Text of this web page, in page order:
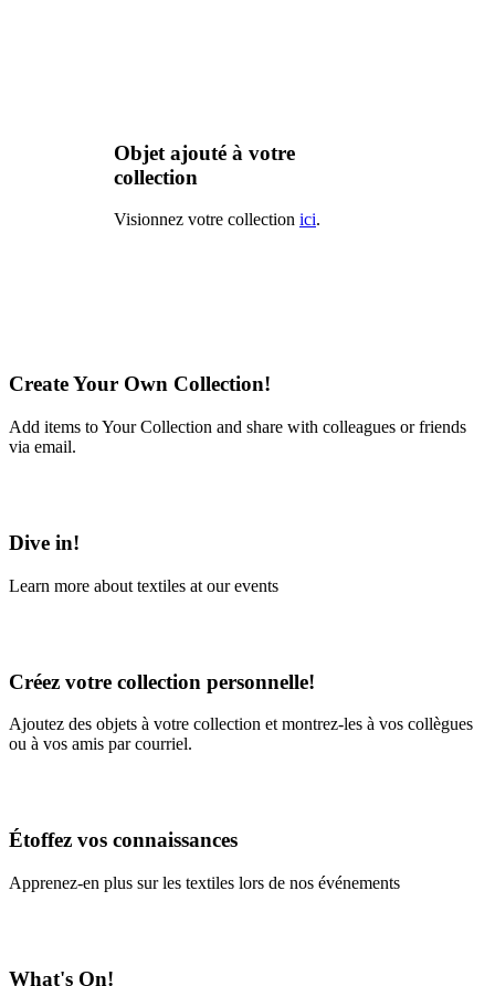
Objet ajouté à votre
collection
Visionnez votre collection ici.
Create Your Own Collection!
Add items to Your Collection and share with colleagues or friends
via email.
Dive in!
Learn more about textiles at our events
Créez votre collection personnelle!
Ajoutez des objets à votre collection et montrez-les à vos collègues
ou à vos amis par courriel.
Étoffez vos connaissances
Apprenez-en plus sur les textiles lors de nos événements
What's On!